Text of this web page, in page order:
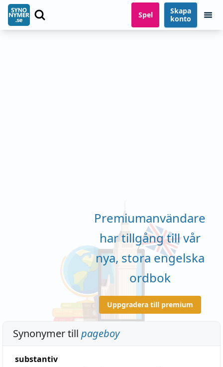
Spel
Skapa
konto
Premiumanvändare
har tillgång till vår
nya, stora engelska
ordbok
Uppgradera till premium
Synonymer till pageboy
substantiv